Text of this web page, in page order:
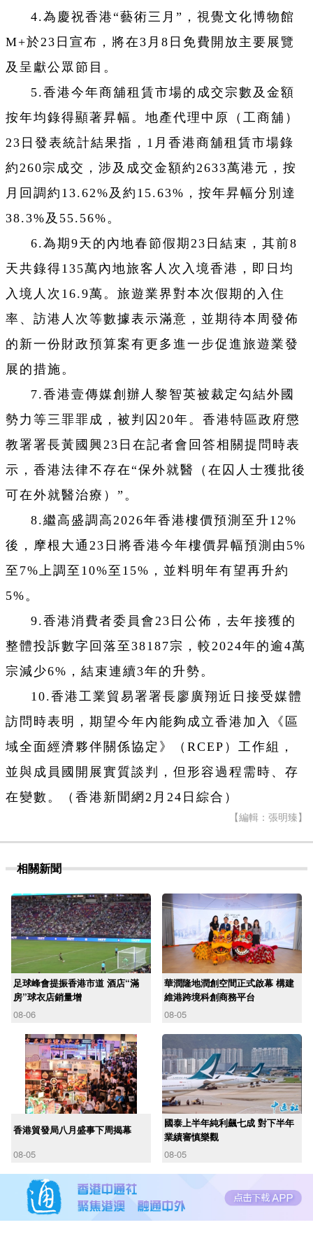
4.為慶祝香港“藝術三月”，視覺文化博物館
M+於23日宣布，將在3月8日免費開放主要展覽
及呈獻公眾節目。
5.香港今年商舖租賃市場的成交宗數及金額
按年均錄得顯著昇幅。地產代理中原（工商舖）
23日發表統計結果指，1月香港商舖租賃市場錄
約260宗成交，涉及成交金額約2633萬港元，按
月回調約13.62%及約15.63%，按年昇幅分別達
38.3%及55.56%。
6.為期9天的內地春節假期23日結束，其前8
天共錄得135萬內地旅客人次入境香港，即日均
入境人次16.9萬。旅遊業界對本次假期的入住
率、訪港人次等數據表示滿意，並期待本周發佈
的新一份財政預算案有更多進一步促進旅遊業發
展的措施。
7.香港壹傳媒創辦人黎智英被裁定勾結外國
勢力等三罪罪成，被判囚20年。香港特區政府懲
教署署長黃國興23日在記者會回答相關提問時表
示，香港法律不存在“保外就醫（在囚人士獲批後
可在外就醫治療）”。
8.繼高盛調高2026年香港樓價預測至升12%
後，摩根大通23日將香港今年樓價昇幅預測由5%
至7%上調至10%至15%，並料明年有望再升約
5%。
9.香港消費者委員會23日公佈，去年接獲的
整體投訴數字回落至38187宗，較2024年的逾4萬
宗減少6%，結束連續3年的升勢。
10.香港工業貿易署署長廖廣翔近日接受媒體
訪問時表明，期望今年內能夠成立香港加入《區
域全面經濟夥伴關係協定》（RCEP）工作組，
並與成員國開展實質談判，但形容過程需時、存
在變數。（香港新聞網2月24日綜合）
【編輯：張明臻】
相關新聞
足球峰會提振香港市道 酒店“滿
房”球衣店銷量增
08-06
華潤隆地潤創空間正式啟幕 構建
維港跨境科創商務平台
08-05
香港貿發局八月盛事下周揭幕
08-05
國泰上半年純利飆七成 對下半年
業績審慎樂觀
08-05